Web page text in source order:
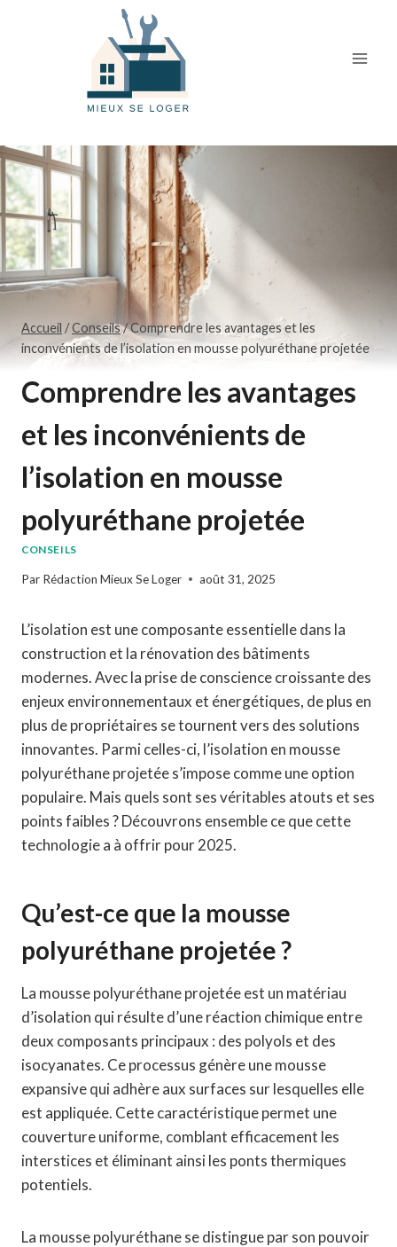
Accueil /Conseils/Comprendre les avantages et les
inconvénients de l’isolation en mousse polyuréthane projetée
Comprendre les avantages
et les inconvénients de
l’isolation en mousse
polyuréthane projetée
CONSEILS
Par Rédaction Mieux Se Loger août 31, 2025
L’isolation est une composante essentielle dans la
construction et la rénovation des bâtiments
modernes. Avec la prise de conscience croissante des
enjeux environnementaux et énergétiques, de plus en
plus de propriétaires se tournent vers des solutions
innovantes. Parmi celles-ci, l’isolation en mousse
polyuréthane projetée s’impose comme une option
populaire. Mais quels sont ses véritables atouts et ses
points faibles ? Découvrons ensemble ce que cette
technologie a à offrir pour 2025.
Qu’est-ce que la mousse
polyuréthane projetée ?
La mousse polyuréthane projetée est un matériau
d’isolation qui résulte d’une réaction chimique entre
deux composants principaux : des polyols et des
isocyanates. Ce processus génère une mousse
expansive qui adhère aux surfaces sur lesquelles elle
est appliquée. Cette caractéristique permet une
couverture uniforme, comblant efficacement les
interstices et éliminant ainsi les ponts thermiques
potentiels.
La mousse polyuréthane se distingue par son pouvoir